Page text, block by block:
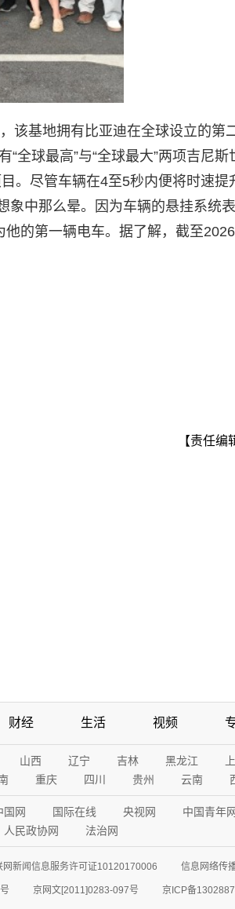
该基地拥有比亚迪在全球设立的第
全球最高”与“全球最大”两项吉尼斯
。尽管车辆在4至5秒内便将时速提
象中那么晕。因为车辆的悬挂系统
的第一辆电车。据了解，截至
【责任编
财经 生活 视频
山西 辽宁 吉林 黑龙江
重庆 四川 贵州 云南
国网 国际在线 央视网 中国青年网
人民政协网 法治网
网新闻信息服务许可证10120170006 信息网络传
京网文[2011]0283-097号 京ICP备